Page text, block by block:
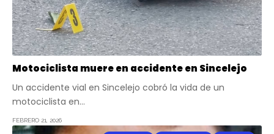
Motociclista muere en accidente en Sincelejo
Un accidente vial en Sincelejo cobró la vida de un
motociclista en…
FEBRERO 21, 2026